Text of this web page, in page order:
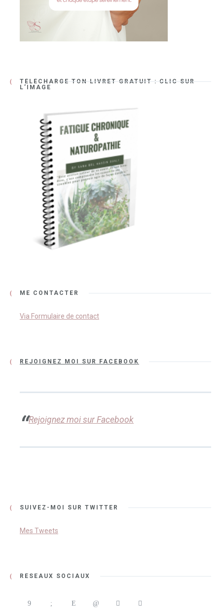
TÉLÉCHARGE TON LIVRET GRATUIT : CLIC SUR
L’IMAGE
ME CONTACTER
Via Formulaire de contact
REJOIGNEZ MOI SUR FACEBOOK
Rejoignez moi sur Facebook
SUIVEZ-MOI SUR TWITTER
Mes Tweets
RÉSEAUX SOCIAUX